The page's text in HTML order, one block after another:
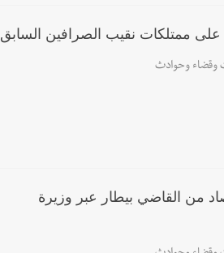
ممتلكات نقيب الصرافين السابق
وقضاء وحوادث
من القاضي بيطار عبر وزيرة